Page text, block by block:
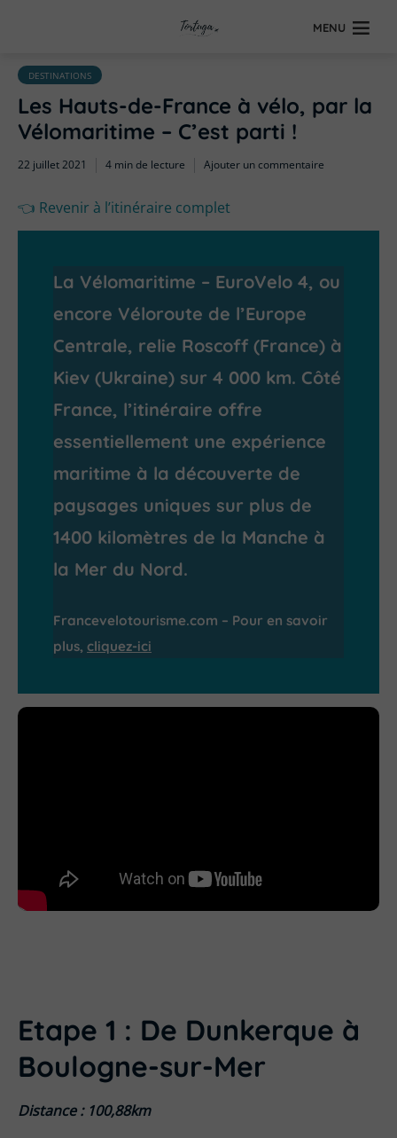
MENU
DESTINATIONS
Les Hauts-de-France à vélo, par la
Vélomaritime – C’est parti !
22 juillet 2021 4 min de lecture Ajouter un commentaire
👈 Revenir à l’itinéraire complet
La Vélomaritime – EuroVelo 4, ou
encore Véloroute de l’Europe
Centrale, relie Roscoff (France) à
Kiev (Ukraine) sur 4 000 km. Côté
France, l’itinéraire offre
essentiellement une expérience
maritime à la découverte de
paysages uniques sur plus de
1400 kilomètres de la Manche à
la Mer du Nord.
Francevelotourisme.com – Pour en savoir
plus, cliquez-ici
Etape 1 : De Dunkerque à
Boulogne-sur-Mer
Distance : 100,88km